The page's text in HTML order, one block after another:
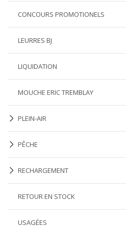
CONCOURS PROMOTIONELS
LEURRES BJ
LIQUIDATION
MOUCHE ERIC TREMBLAY
PLEIN-AIR
PÊCHE
RECHARGEMENT
RETOUR EN STOCK
USAGÉES